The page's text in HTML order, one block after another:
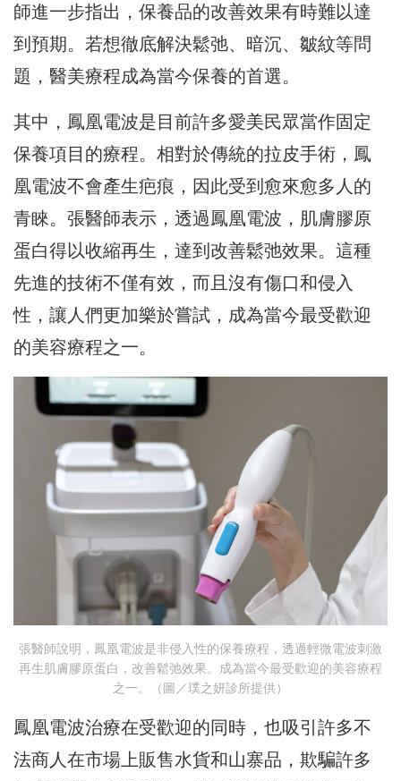
師進一步指出，保養品的改善效果有時難以達
到預期。若想徹底解決鬆弛、暗沉、皺紋等問
題，醫美療程成為當今保養的首選。
其中，鳳凰電波是目前許多愛美民眾當作固定
保養項目的療程。相對於傳統的拉皮手術，鳳
凰電波不會產生疤痕，因此受到愈來愈多人的
青睞。張醫師表示，透過鳳凰電波，肌膚膠原
蛋白得以收縮再生，達到改善鬆弛效果。這種
先進的技術不僅有效，而且沒有傷口和侵入
性，讓人們更加樂於嘗試，成為當今最受歡迎
的美容療程之一。
張醫師說明，鳳凰電波是非侵入性的保養療程，透過輕微電波刺激
再生肌膚膠原蛋白，改善鬆弛效果。成為當今最受歡迎的美容療程
之一。（圖／璞之妍診所提供）
鳳凰電波治療在受歡迎的同時，也吸引許多不
法商人在市場上販售水貨和山寨品，欺騙許多